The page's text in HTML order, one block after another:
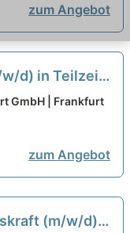
zum Angebot
d) in Teilzeit
GmbH | Frankfurt
zum Angebot
(m/w/d)